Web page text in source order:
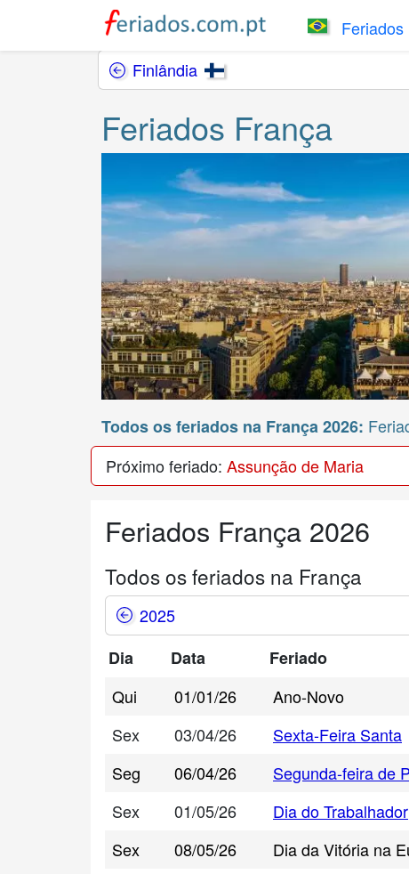
Feriados
Finlândia
Feriados França
Todos os feriados na França 2026:
Próximo feriado: Assunção de Maria
Feriados França 2026
Todos os feriados na França
2025
Dia
Data Feriado
Qui
01/01/26 Ano-Novo
Sex 03/04/26 Sexta-Feira Santa
Seg 06/04/26 Segunda-feira de
Sex 01/05/26 Dia do Trabalhador
Sex 08/05/26 Dia da Vitória na